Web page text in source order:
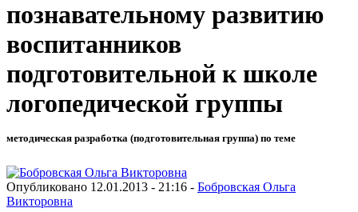
познавательному развитию
воспитанников
подготовительной к школе
логопедической группы
методическая разработка (подготовительная группа) по теме
Опубликовано 12.01.2013 - 21:16 - Бобровская Ольга
Викторовна